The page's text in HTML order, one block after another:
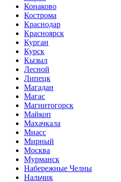
Конаково
Кострома
Краснодар
Красноярск
Курган
Курск
Кызыл
Лесной
Липецк
Магадан
Магас
Магнитогорск
Майкоп
Махачкала
Миасс
Мирный
Москва
Мурманск
Набережные Челны
Нальчик